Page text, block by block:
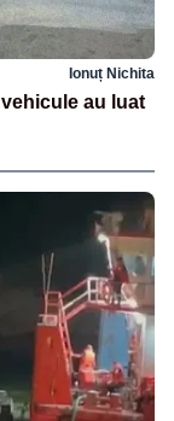
Ionuț Nichita
au luat